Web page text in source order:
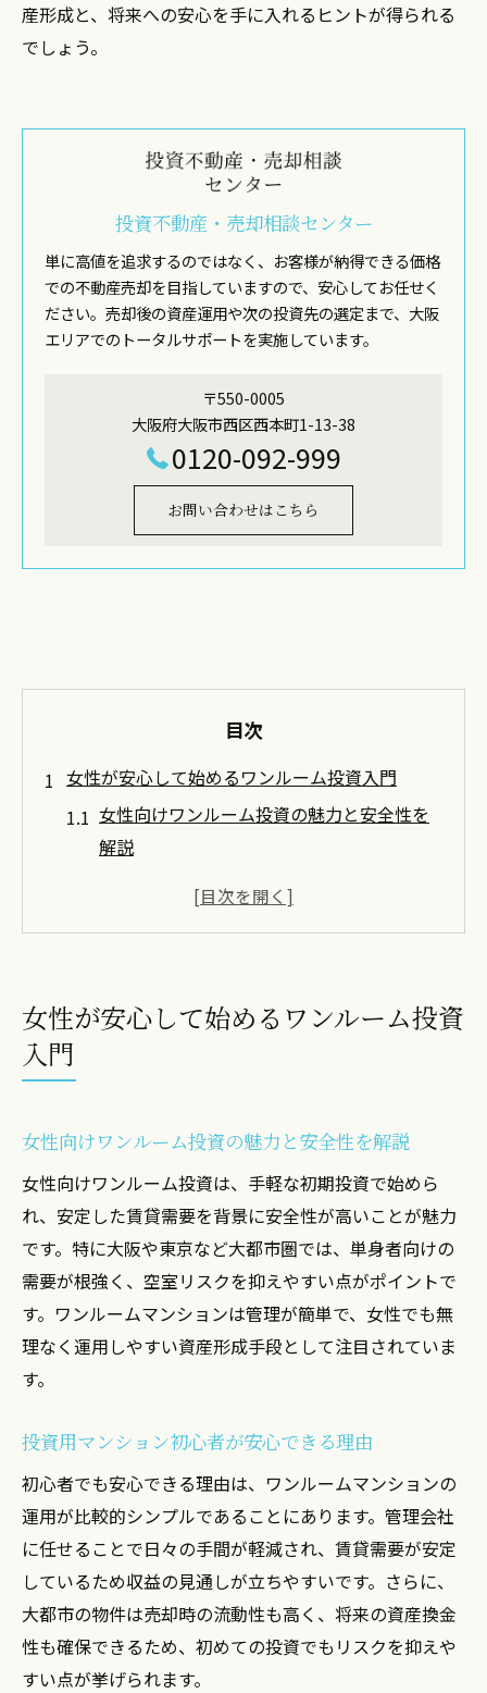
産形成と、将来への安心を手に入れるヒントが得られる
でしょう。
投資不動産・売却相談センター
単に高値を追求するのではなく、お客様が納得できる価格
での不動産売却を目指していますので、安心してお任せく
ださい。売却後の資産運用や次の投資先の選定まで、大阪
エリアでのトータルサポートを実施しています。
〒550-0005
大阪府大阪市西区西本町1-13-38
0120-092-999
お問い合わせはこちら
目次
女性が安心して始めるワンルーム投資入門
女性向けワンルーム投資の魅力と安全性を
解説
投資用マンション初心者が安心できる理由
初めてでも不安が少ない投資の始め方
資産運用に不安な女性へ贈る安全な選択肢
元本割れリスクを抑えるマンション選び
女性が安心して始める投資用物件の特徴
売却を見据えた運用で将来も安心できる理
由
女性専用マネーセミナーで学ぶ安全資産運
用
女性が実践したい人気の投資用運用術
運用目的別に選ぶワンルームマンションの
魅力
働く女性が選ぶ安全な資産運用のポイント
マンション運用で叶えるライフプランの実
現法
男性と異なる女性ならではの投資視点
女性が安心して始めるワンルーム投資
入門
女性向けワンルーム投資の魅力と安全性を解説
女性向けワンルーム投資は、手軽な初期投資で始めら
れ、安定した賃貸需要を背景に安全性が高いことが魅力
です。特に大阪や東京など大都市圏では、単身者向けの
需要が根強く、空室リスクを抑えやすい点がポイントで
す。ワンルームマンションは管理が簡単で、女性でも無
理なく運用しやすい資産形成手段として注目されていま
す。
投資用マンション初心者が安心できる理由
初心者でも安心できる理由は、ワンルームマンションの
運用が比較的シンプルであることにあります。管理会社
に任せることで日々の手間が軽減され、賃貸需要が安定
しているため収益の見通しが立ちやすいです。さらに、
大都市の物件は売却時の流動性も高く、将来の資産換金
性も確保できるため、初めての投資でもリスクを抑えや
すい点が挙げられます。